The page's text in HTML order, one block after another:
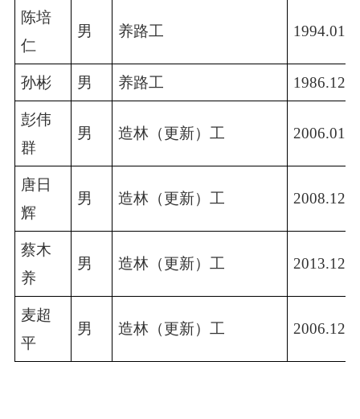
陈培
仁
男 养路工 1994.01-
孙彬 男 养路工 1986.12-
彭伟
群
男 造林（更新）工 2006.01-
唐日
辉
男 造林（更新）工 2008.12-
蔡木
养
男 造林（更新）工 2013.12-
麦超
平
男 造林（更新）工 2006.12-